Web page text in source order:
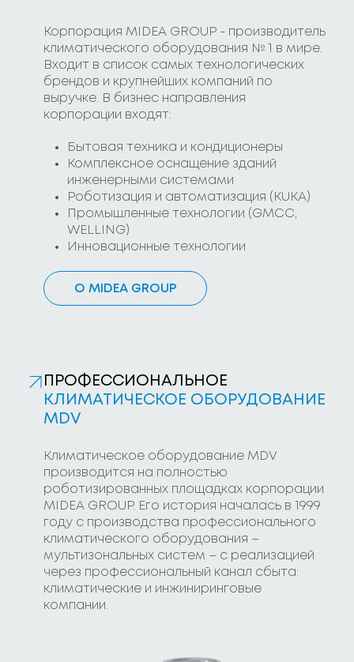
Корпорация MIDEA GROUP - производитель
климатического оборудования № 1 в мире.
Входит в список самых технологических
брендов и крупнейших компаний по
выручке. В бизнес направления
корпорации входят:
Бытовая техника и кондиционеры
Комплексное оснащение зданий
инженерными системами
Роботизация и автоматизация (KUKA)
Промышленные технологии (GMCC,
WELLING)
Инновационные технологии
O MIDEA GROUP
ПРОФЕССИОНАЛЬНОЕ
КЛИМАТИЧЕСКОЕ ОБОРУДОВАНИЕ
MDV
Климатическое оборудование MDV
производится на полностью
роботизированных площадках корпорации
MIDEA GROUP. Его история началась в 1999
году с производства профессионального
климатического оборудования –
мультизональных систем – с реализацией
через профессиональный канал сбыта:
климатические и инжиниринговые
компании.